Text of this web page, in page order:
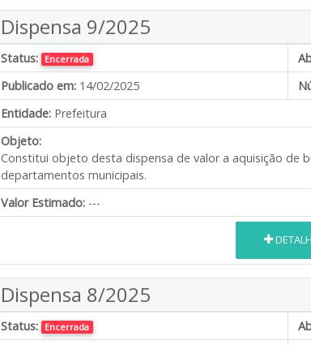
Dispensa 9/2025
Status: Encerrada
Publicado em: 14/02/2025
Entidade: Prefeitura
Objeto:
Constitui objeto desta dispensa de valor a aquisição de
departamentos municipais.
Valor Estimado: ---
Dispensa 8/2025
Status: Encerrada